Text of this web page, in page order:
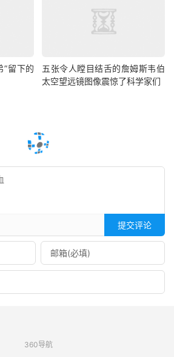
”留下的
五张令人瞠目结舌的詹姆斯韦伯
太空望远镜图像震惊了科学家们
提交评论
360导航